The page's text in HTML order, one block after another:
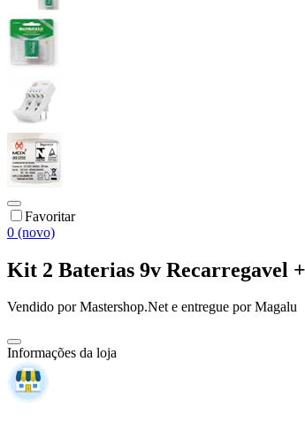
Favoritar
0 (novo)
Kit 2 Baterias 9v Recarregavel
Vendido porMastershop.Nete entregue por Magalu
Informações da loja